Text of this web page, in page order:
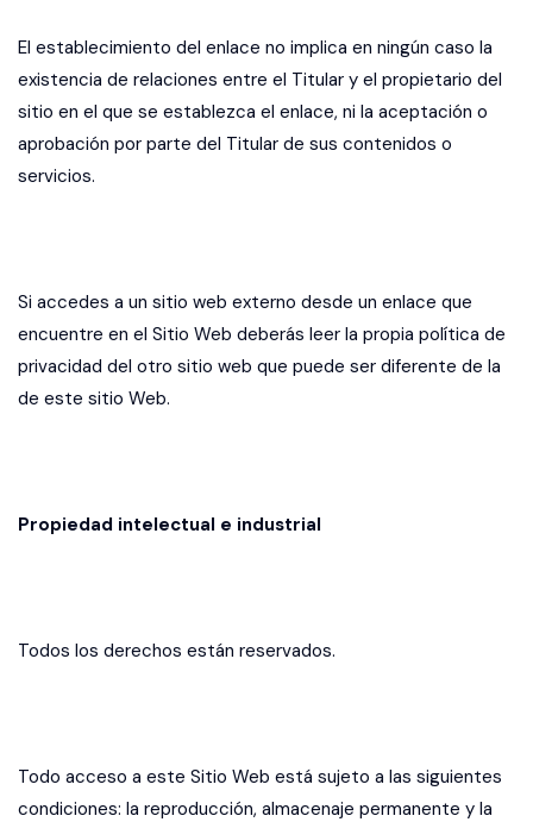
El establecimiento del enlace no implica en ningún caso la
existencia de relaciones entre el Titular y el propietario del
sitio en el que se establezca el enlace, ni la aceptación o
aprobación por parte del Titular de sus contenidos o
servicios.
Si accedes a un sitio web externo desde un enlace que
encuentre en el Sitio Web deberás leer la propia política de
privacidad del otro sitio web que puede ser diferente de la
de este sitio Web.
Propiedad intelectual e industrial
Todos los derechos están reservados.
Todo acceso a este Sitio Web está sujeto a las siguientes
condiciones: la reproducción, almacenaje permanente y la